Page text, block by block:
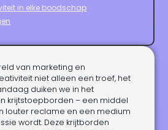
van marketing en
niet alleen een troef, het
duiken we in het
krijtstoepborden – een middel
louter reclame en een medium
wordt. Deze krijtborden
in elke boodschap